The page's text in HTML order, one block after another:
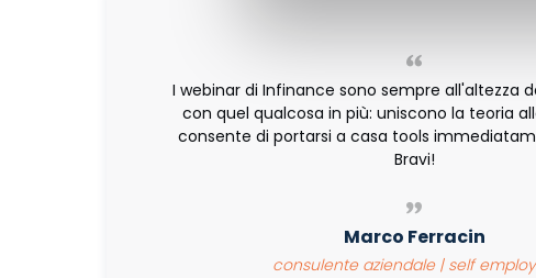
I webinar di Infinance sono sempre all'altezza
con quel qualcosa in più: uniscono la teoria
consente di portarsi a casa tools
Bravi!
Marco Ferracin
consulente aziendale | self